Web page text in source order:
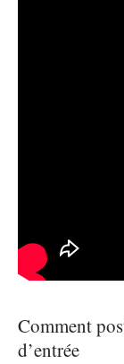
Comment
d’entrée